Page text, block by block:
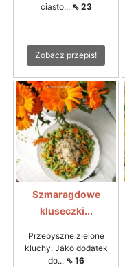
ciasto... ⇖ 23
Zobacz przepis!
Szmaragdowe
kluseczki...
Przepyszne zielone
kluchy. Jako dodatek
do... ⇖ 16